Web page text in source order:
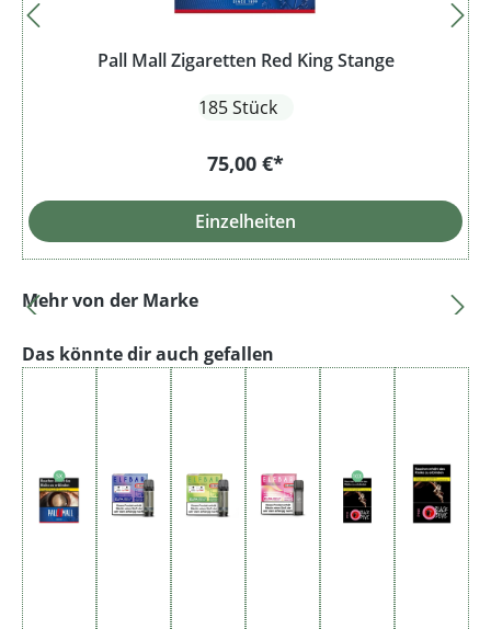
Pall Mall Zigaretten Red King Stange
185 Stück
75,00 €*
Einzelheiten
Produktgalerie überspringen
Mehr von der Marke
Produktgalerie überspringen
Das könnte dir auch gefallen